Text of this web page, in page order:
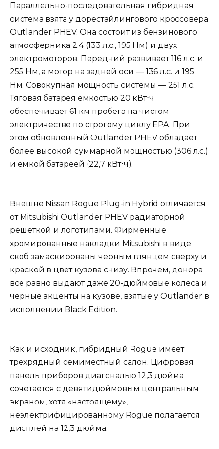
Параллельно-последовательная гибридная
система взята у дорестайлингового кроссовера
Outlander PHEV. Она состоит из бензинового
атмосферника 2.4 (133 л.с., 195 Нм) и двух
электромоторов. Передний развивает 116 л.с. и
255 Нм, а мотор на задней оси — 136 л.с. и 195
Нм. Совокупная мощность системы — 251 л.с.
Тяговая батарея емкостью 20 кВт⋅ч
обеспечивает 61 км пробега на чистом
электричестве по строгому циклу EPA. При
этом обновленный Outlander PHEV обладает
более высокой суммарной мощностью (306 л.с.)
и емкой батареей (22,7 кВт⋅ч).
Внешне Nissan Rogue Plug-in Hybrid отличается
от Mitsubishi Outlander PHEV радиаторной
решеткой и логотипами. Фирменные
хромированные накладки Mitsubishi в виде
скоб замаскированы черным глянцем сверху и
краской в цвет кузова снизу. Впрочем, донора
все равно выдают даже 20-дюймовые колеса и
черные акценты на кузове, взятые у Outlander в
исполнении Black Edition.
Как и исходник, гибридный Rogue имеет
трехрядный семиместный салон. Цифровая
панель приборов диагональю 12,3 дюйма
сочетается с девятидюймовым центральным
экраном, хотя «настоящему»,
неэлектрифицированному Rogue полагается
дисплей на 12,3 дюйма.